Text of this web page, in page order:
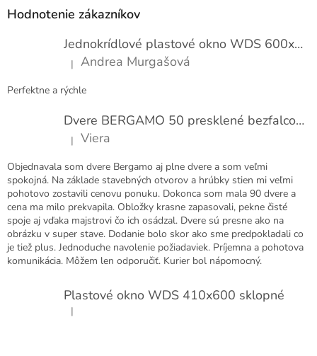
Hodnotenie zákazníkov
Jednokrídlové plastové okno WDS 600x1000
Hodnotenie produktu je 5 z 5 hviezdičiek.
| Andrea Murgašová
Perfektne a rýchle
Dvere BERGAMO 50 presklené bezfalcové EXTRA
Hodnotenie produktu je 5 z 5 hviezdičiek.
| Viera
Objednavala som dvere Bergamo aj plne dvere a som veľmi
spokojná. Na základe stavebných otvorov a hrúbky stien mi veľmi
pohotovo zostavili cenovu ponuku. Dokonca som mala 90 dvere a
cena ma milo prekvapila. Obložky krasne zapasovali, pekne čisté
spoje aj vďaka majstrovi čo ich osádzal. Dvere sú presne ako na
obrázku v super stave. Dodanie bolo skor ako sme predpokladali co
je tiež plus. Jednoduche navolenie požiadaviek. Príjemna a pohotova
komunikácia. Môžem len odporučiť. Kurier bol nápomocný.
Plastové okno WDS 410x600 sklopné
Hodnotenie produktu je 5 z 5 hviezdičiek.
|